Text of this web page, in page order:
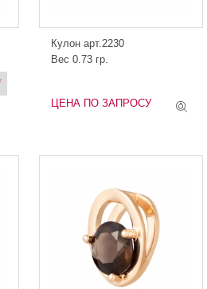
Кулон арт.2230
Вес 0.73 гр.
ЦЕНА ПО ЗАПРОСУ